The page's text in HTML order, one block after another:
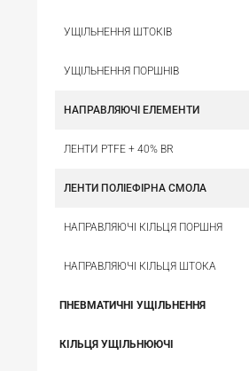
УЩІЛЬНЕННЯ ШТОКІВ
УЩІЛЬНЕННЯ ПОРШНІВ
НАПРАВЛЯЮЧІ ЕЛЕМЕНТИ
ЛЕНТИ PTFE + 40% BR
ЛЕНТИ ПОЛІЕФІРНА СМОЛА
НАПРАВЛЯЮЧІ КІЛЬЦЯ ПОРШНЯ
НАПРАВЛЯЮЧІ КІЛЬЦЯ ШТОКА
ПНЕВМАТИЧНІ УЩІЛЬНЕННЯ
КІЛЬЦЯ УЩІЛЬНЮЮЧІ